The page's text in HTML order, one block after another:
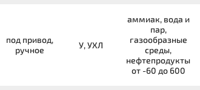
под привод,
ручное
У, УХЛ
аммиак, вода и
пар,
газообразные
среды,
нефтепродукты
от -60 до 600